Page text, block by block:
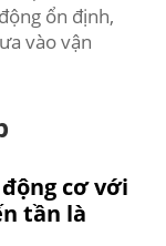
ổn định,
vào vận
cơ với
tần là